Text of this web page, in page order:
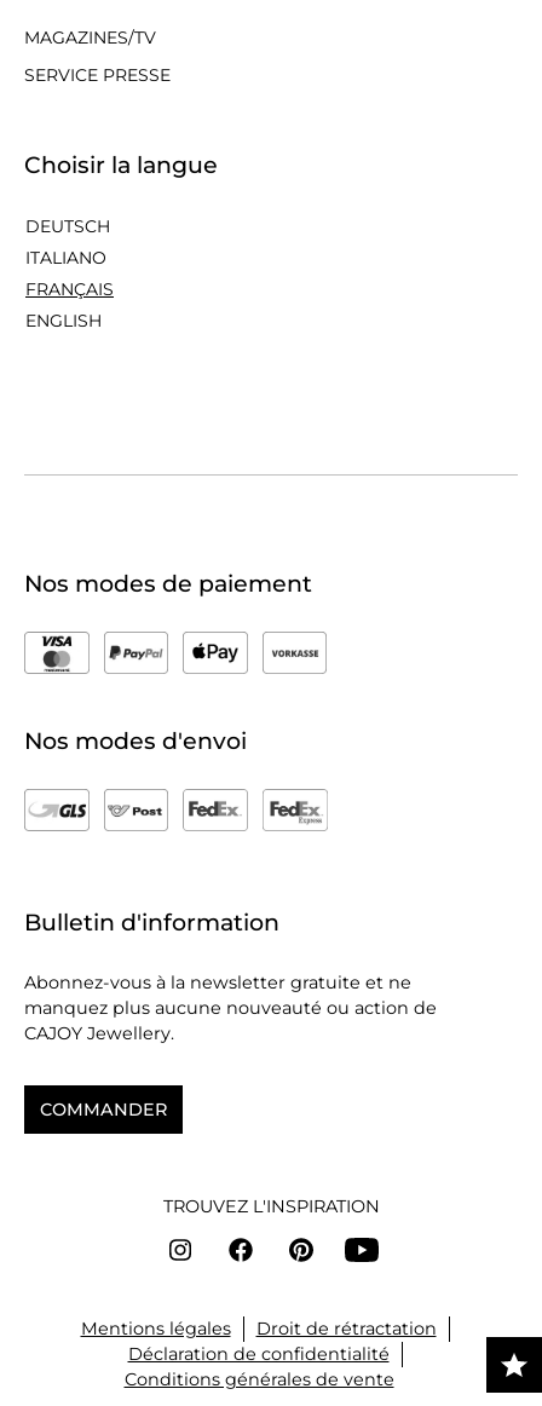
MAGAZINES/TV
SERVICE PRESSE
Choisir la langue
DEUTSCH
ITALIANO
FRANÇAIS
ENGLISH
Nos modes de paiement
Nos modes d'envoi
Bulletin d'information
Abonnez-vous à la newsletter gratuite et ne
manquez plus aucune nouveauté ou action de
CAJOY Jewellery.
COMMANDER
TROUVEZ L'INSPIRATION
Mentions légales
Droit de rétractation
Déclaration de confidentialité
Conditions générales de vente